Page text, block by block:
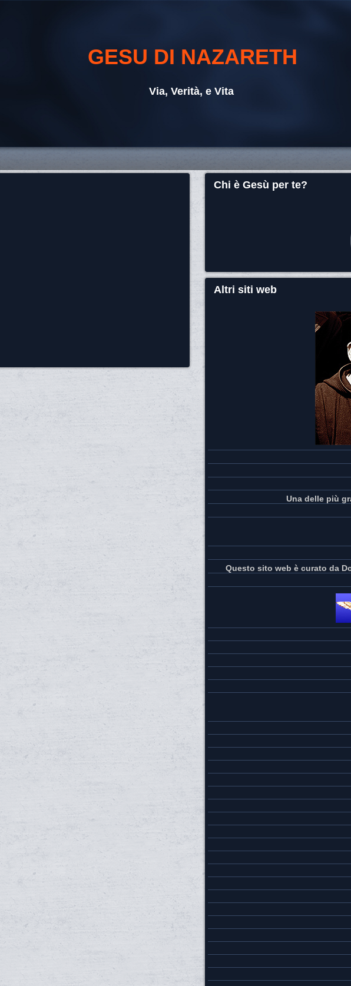
GESU DI NAZARETH
Via, Verità, e Vita
Chi è Gesù per te?
Altri siti web
Una delle più
Questo sito web è curato da